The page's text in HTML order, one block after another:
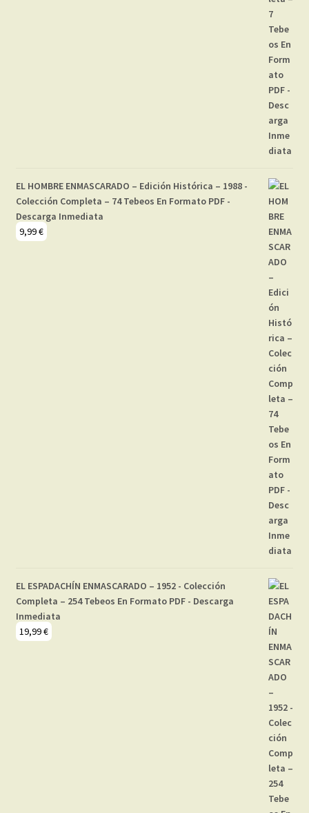
EL HOMBRE ENMASCARADO – Edición Histórica – 1988 -
Colección Completa – 74 Tebeos En Formato PDF -
Descarga Inmediata
9,99€
EL ESPADACHÍN ENMASCARADO – 1952 - Colección
Completa – 254 Tebeos En Formato PDF - Descarga
Inmediata
19,99€